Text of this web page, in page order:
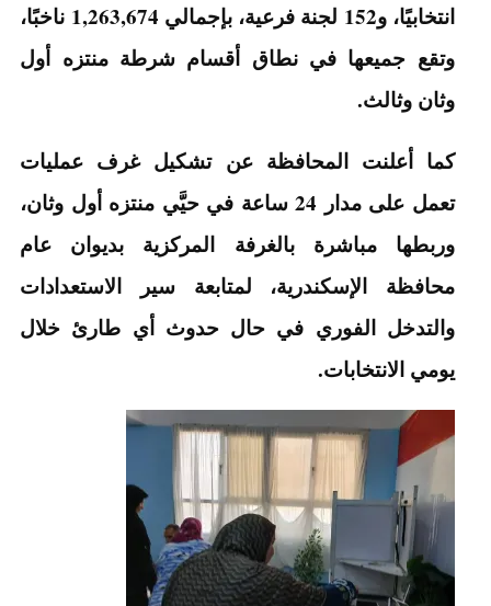
انتخابيًا، و152 لجنة فرعية، بإجمالي 1,263,674 ناخبًا،
وتقع جميعها في نطاق أقسام شرطة منتزه أول
وثان وثالث.
كما أعلنت المحافظة عن تشكيل غرف عمليات
تعمل على مدار 24 ساعة في حيَّي منتزه أول وثان،
وربطها مباشرة بالغرفة المركزية بديوان عام
محافظة الإسكندرية، لمتابعة سير الاستعدادات
والتدخل الفوري في حال حدوث أي طارئ خلال
يومي الانتخابات.